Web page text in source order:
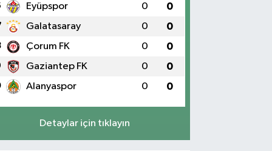
Eyüpspor 0 0
Galatasaray 0 0
Çorum FK 0 0
Gaziantep FK 0 0
Alanyaspor 0 0
Detaylar için tıklayın